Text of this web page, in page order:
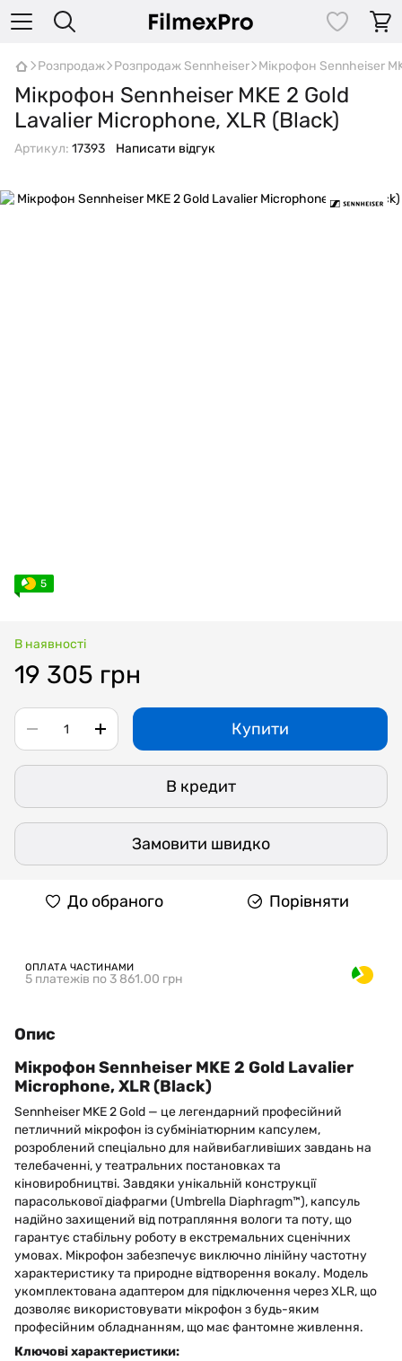
Розпродаж Розпродаж Sennheiser Мікрофон Sennheiser
Мікрофон Sennheiser MKE 2 Gold
Lavalier Microphone, XLR (Black)
Артикул: 17393 Написати відгук
5
В наявності
19 305 грн
Купити
В кредит
Замовити швидко
До обраного Порівняти
ОПЛАТА ЧАСТИНАМИ
5 платежів по 3 861.00 грн
Опис
Мікрофон Sennheiser MKE 2 Gold Lavalier
Microphone, XLR (Black)
Sennheiser MKE 2 Gold — це легендарний професійний
петличний мікрофон із субмініатюрним капсулем,
розроблений спеціально для найвибагливіших завдань на
телебаченні, у театральних постановках та
кіновиробництві. Завдяки унікальній конструкції
парасолькової діафрагми (Umbrella Diaphragm™), капсуль
надійно захищений від потрапляння вологи та поту, що
гарантує стабільну роботу в екстремальних сценічних
умовах. Мікрофон забезпечує виключно лінійну частотну
характеристику та природне відтворення вокалу. Модель
укомплектована адаптером для підключення через XLR, що
дозволяє використовувати мікрофон з будь-яким
професійним обладнанням, що має фантомне живлення.
Ключові характеристики: